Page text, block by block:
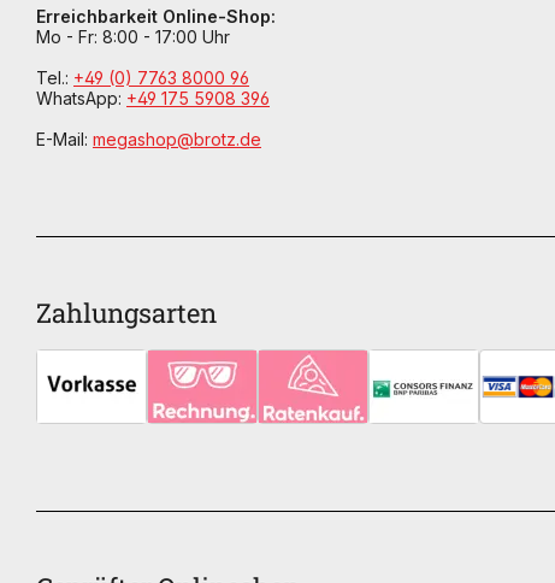
Erreichbarkeit Online-Shop:
Mo - Fr: 8:00 - 17:00 Uhr
Tel.: +49 (0) 7763 8000 96
WhatsApp: +49 175 5908 396
E-Mail: megashop@brotz.de
Zahlungsarten